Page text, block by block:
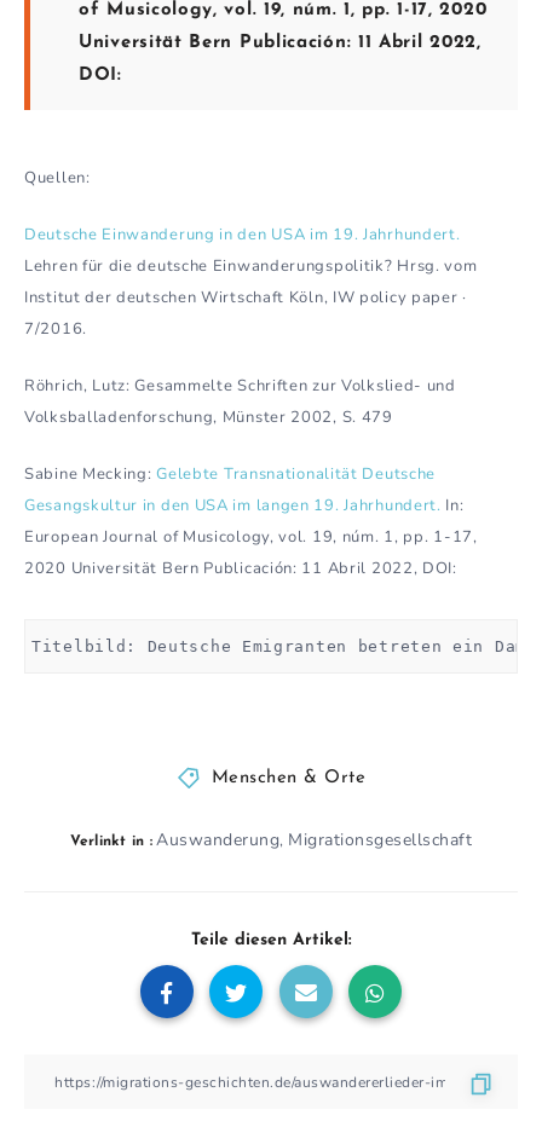
of Musicology, vol. 19, núm. 1, pp. 1-17, 2020
Universität Bern Publicación: 11 Abril 2022,
DOI:
Quellen:
Deutsche Einwanderung in den USA im 19. Jahrhundert.
Lehren für die deutsche Einwanderungspolitik? Hrsg. vom
Institut der deutschen Wirtschaft Köln, IW policy paper ·
7/2016.
Röhrich, Lutz: Gesammelte Schriften zur Volkslied- und
Volksballadenforschung, Münster 2002, S. 479
Sabine Mecking:Gelebte Transnationalität Deutsche
Gesangskultur in den USA im langen 19. Jahrhundert. In:
European Journal of Musicology, vol. 19, núm. 1, pp. 1-17,
2020 Universität Bern Publicación: 11 Abril 2022, DOI:
Titelbild: Deutsche Emigranten betreten ein
Menschen & Orte
Verlinkt in : Auswanderung, Migrationsgesellschaft
Teile diesen Artikel: